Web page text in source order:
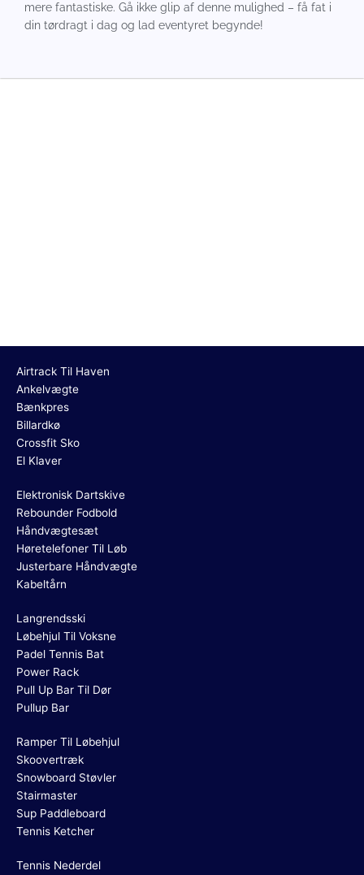
mere fantastiske. Gå ikke glip af denne mulighed – få fat i
din tørdragt i dag og lad eventyret begynde!
Airtrack Til Haven
Ankelvægte
Bænkpres
Billardkø
Crossfit Sko
El Klaver
Elektronisk Dartskive
Rebounder Fodbold
Håndvægtesæt
Høretelefoner Til Løb
Justerbare Håndvægte
Kabeltårn
Langrendsski
Løbehjul Til Voksne
Padel Tennis Bat
Power Rack
Pull Up Bar Til Dør
Pullup Bar
Ramper Til Løbehjul
Skoovertræk
Snowboard Støvler
Stairmaster
Sup Paddleboard
Tennis Ketcher
Tennis Nederdel